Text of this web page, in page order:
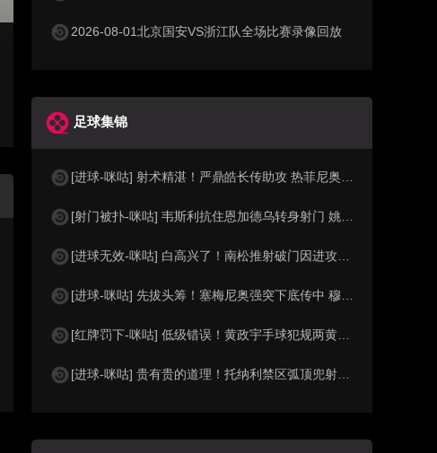
2026-08-01北京国安VS浙江队全场比赛录像回放
足球集锦
[进球-咪咕] 射术精湛！严鼎皓长传助攻 热菲尼奥低射死角破门
[射门被扑-咪咕] 韦斯利抗住恩加德乌转身射门 姚浩洋及时化险
[进球无效-咪咕] 白高兴了！南松推射破门因进攻犯规在先被吹
[进球-咪咕] 先拔头筹！塞梅尼奥强突下底传中 穆巴马推空门得手
[红牌罚下-咪咕] 低级错误！黄政宇手球犯规两黄变一红被罚下
[进球-咪咕] 贵有贵的道理！托纳利禁区弧顶兜射经折射弹入球网